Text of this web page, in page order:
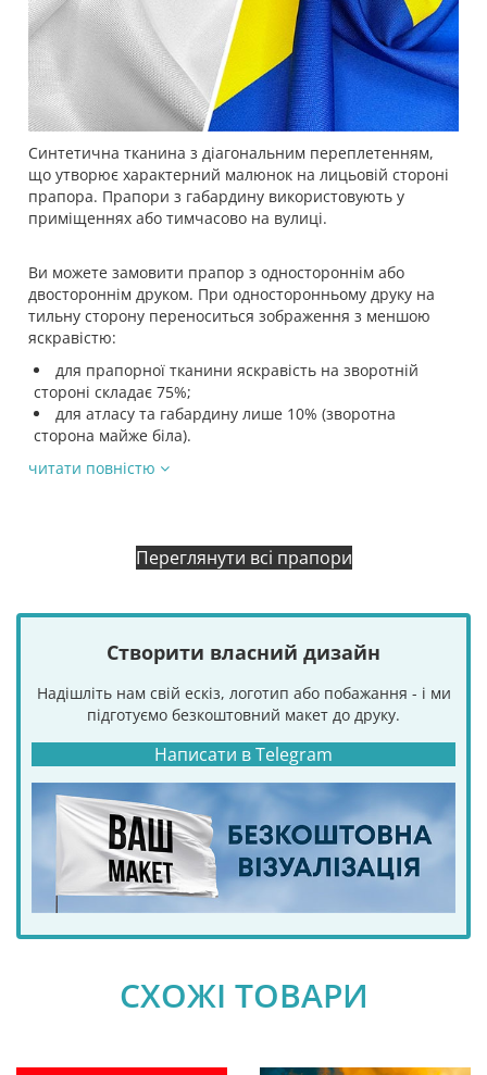
Синтетична тканина з діагональним переплетенням,
що утворює характерний малюнок на лицьовій стороні
прапора. Прапори з габардину використовують у
приміщеннях або тимчасово на вулиці.
Ви можете замовити прапор з одностороннім або
двостороннім друком. При односторонньому друку на
тильну сторону переноситься зображення з меншою
яскравістю:
для прапорної тканини яскравість на зворотній
стороні складає 75%;
для атласу та габардину лише 10% (зворотна
сторона майже біла).
читати повністю
Переглянути всі прапори
Створити власний дизайн
Надішліть нам свій ескіз, логотип або побажання - і ми
підготуємо безкоштовний макет до друку.
Написати в Telegram
СХОЖІ ТОВАРИ